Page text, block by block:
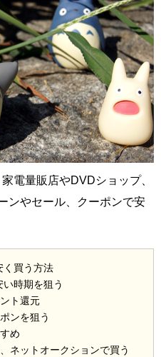
電量販店やDVDショップ、
ンやセール、クーポンで安
買う方法
い時期を狙う
ト還元
ンを狙う
め
ネットオークションで買う